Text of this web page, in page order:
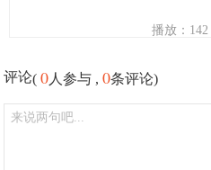
播放：142
评论(0 人参与 ,0条评论)